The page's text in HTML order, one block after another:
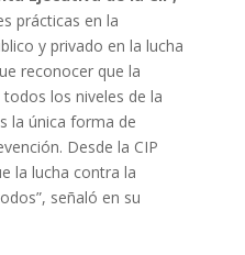
prácticas en la
y privado en la lucha
reconocer que la
los niveles de la
la única forma de
Desde la CIP
la lucha contra la
señaló en su